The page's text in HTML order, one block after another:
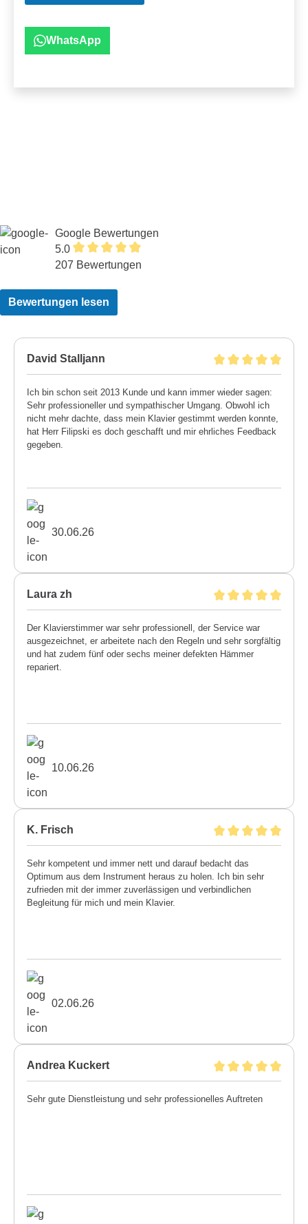
WhatsApp
Google Bewertungen
5.0
207 Bewertungen
Bewertungen lesen
David Stalljann
Ich bin schon seit 2013 Kunde und kann immer wieder sagen:
Sehr professioneller und sympathischer Umgang. Obwohl ich
nicht mehr dachte, dass mein Klavier gestimmt werden konnte,
hat Herr Filipski es doch geschafft und mir ehrliches Feedback
gegeben.
30.06.26
Laura zh
Der Klavierstimmer war sehr professionell, der Service war
ausgezeichnet, er arbeitete nach den Regeln und sehr sorgfältig
und hat zudem fünf oder sechs meiner defekten Hämmer
repariert.
10.06.26
K. Frisch
Sehr kompetent und immer nett und darauf bedacht das
Optimum aus dem Instrument heraus zu holen. Ich bin sehr
zufrieden mit der immer zuverlässigen und verbindlichen
Begleitung für mich und mein Klavier.
02.06.26
Andrea Kuckert
Sehr gute Dienstleistung und sehr professionelles Auftreten